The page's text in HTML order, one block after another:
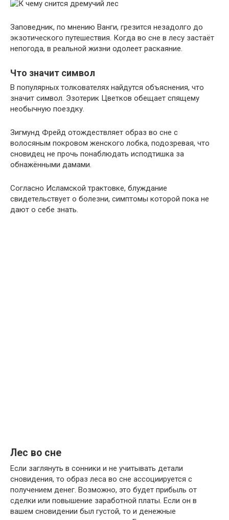
Заповедник, по мнению Ванги, грезится незадолго до
экзотического путешествия. Когда во сне в лесу застаёт
непогода, в реальной жизни одолеет раскаяние.
Что значит символ
В популярных толкователях найдутся объяснения, что
значит символ. Эзотерик Цветков обещает спящему
необычную поездку.
Зигмунд Фрейд отождествляет образ во сне с
волосяным покровом женского лобка, подозревая, что
сновидец не прочь понаблюдать исподтишка за
обнажёнными дамами.
Согласно Исламской трактовке, блуждание
свидетельствует о болезни, симптомы которой пока не
дают о себе знать.
Лес во сне
Если заглянуть в сонники и не учитывать детали
сновидения, то образ леса во сне ассоциируется с
получением денег. Возможно, это будет прибыль от
сделки или повышение заработной платы. Если он в
вашем сновидении был густой, то и денежные